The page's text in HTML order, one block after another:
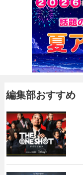
編集部おすすめ